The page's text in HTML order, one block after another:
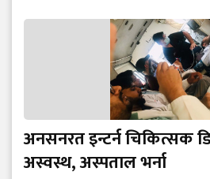
अनसनरत इन्टर्न चिकित्सक
अस्वस्थ, अस्पताल भर्ना